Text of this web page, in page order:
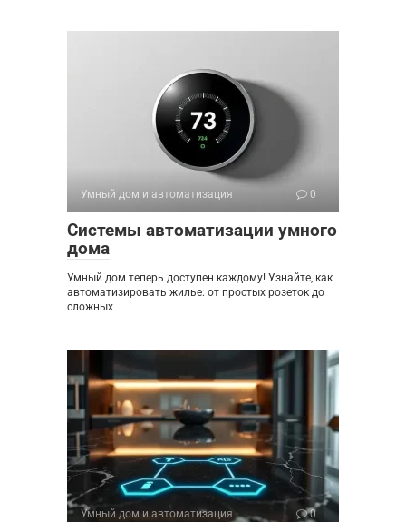
Умный дом и автоматизация 0
Системы автоматизации умного
дома
Умный дом теперь доступен каждому! Узнайте, как
автоматизировать жилье: от простых розеток до
сложных
Умный дом и автоматизация 0